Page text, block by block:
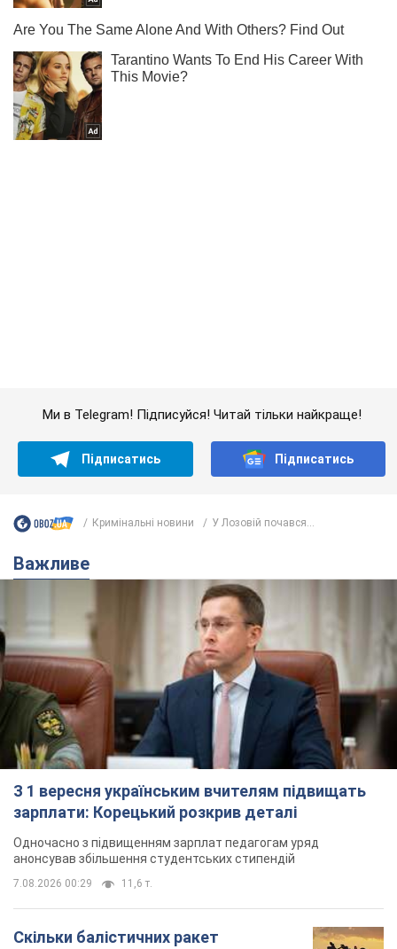
зарплати: Корецький розкрив деталі
Одночасно з підвищенням зарплат педагогам уряд
анонсував збільшення студентських стипендій
7.08.2026 00:29
Скільки балістичних ракет
українська ППО перехопила в липні: у
Міноборони назвали цифру
Українська ППО працювала в умовах дефіциту
2 часа назад 5,5 т.
Ауріка Ротару через суд змінила
свою пенсію, на яку раніше
час роботи в Чернівецькій філармонії